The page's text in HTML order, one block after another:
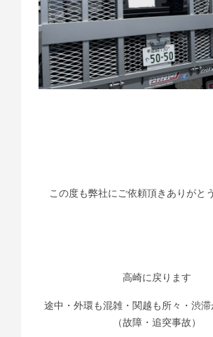
この度も弊社にご依頼頂きありがと
高崎に戻ります
途中・外環も混雑・関越も所々・渋
（故障・追突事故）